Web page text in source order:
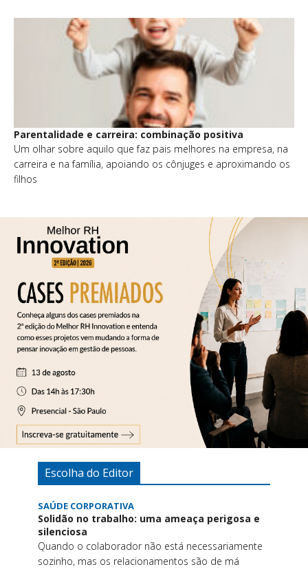
Parentalidade e carreira: combinação positiva
Um olhar sobre aquilo que faz pais melhores na empresa, na
carreira e na família, apoiando os cônjuges e aproximando os
filhos
Escolha do Editor
SAÚDE CORPORATIVA
Solidão no trabalho: uma ameaça perigosa e
silenciosa
Quando o colaborador não está necessariamente
sozinho, mas os relacionamentos são de má